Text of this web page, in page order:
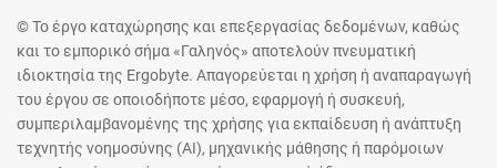
© Το έργο καταχώρησης και επεξεργασίας δεδομένων, καθώς
και το εμπορικό σήμα «Γαληνός» αποτελούν πνευματική
ιδιοκτησία της Ergobyte. Απαγορεύεται η χρήση ή αναπαραγωγή
του έργου σε οποιοδήποτε μέσο, εφαρμογή ή συσκευή,
συμπεριλαμβανομένης της χρήσης για εκπαίδευση ή ανάπτυξη
τεχνητής νοημοσύνης (AI), μηχανικής μάθησης ή παρόμοιων